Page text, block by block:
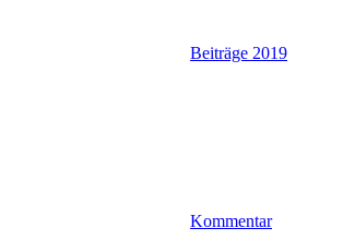
Beiträge 2019
Kommentar